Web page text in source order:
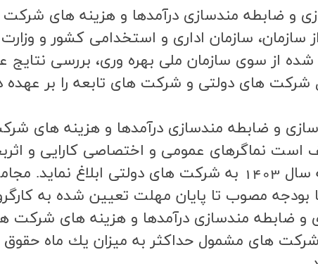
سازی و ضابطه مندسازی درآمدها و هزینه های
سازمان اداري و استخدامي كشور و
شده از سوي سازمان ملي بهره وري، بررسي
هاي دولتي و شركت هاي تابعه را بر عهده
سازی و ضابطه مندسازی درآمدها و هزینه های
است نماگرهاي عمومي و اختصاصي كارايي و
دولتي مادرتخصصي و اصلي را همزمان با بخشنامه بودجه سال 1403 به شركت هاي
مصوب تا پايان مهلت تعيين شده به
و ضابطه مندسازی درآمدها و هزینه های شرکت
هاي مشمول حداكثر به ميزان يك ماه حقوق